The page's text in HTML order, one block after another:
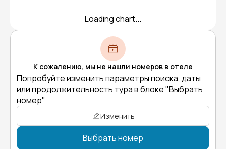
Loading chart...
К сожалению, мы не нашли номеров в отеле
Попробуйте изменить параметры поиска, даты
или продолжительность тура в блоке "Выбрать
номер"
Изменить
Выбрать номер